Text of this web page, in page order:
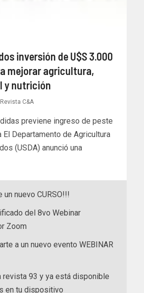
inversión de U$S 3.000
mejorar agricultura,
y nutrición
Revista C&A
previene ingreso de peste
El Departamento de Agricultura
(USDA) anunció una
un nuevo CURSO!!!
del 8vo Webinar
Zoom
a un nuevo evento WEBINAR
revista 93 y ya está disponible
en tu dispositivo